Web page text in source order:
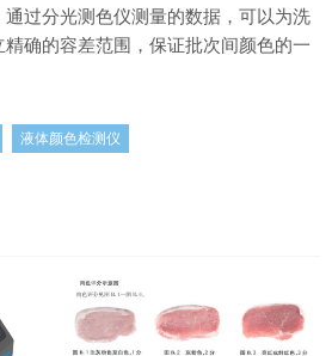
过分光测色仪测量的数据，可以为洗
确的容差范围，保证批次间颜色的一
液体颜色检测仪